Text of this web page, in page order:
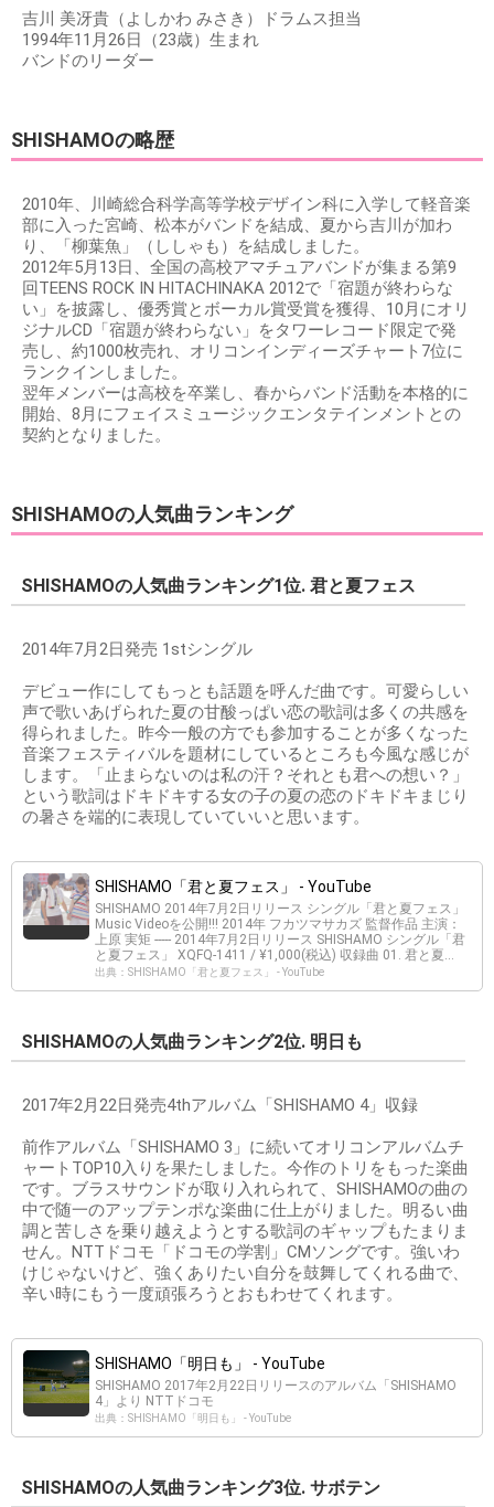
吉川 美冴貴（よしかわ みさき）ドラムス担当
1994年11月26日（23歳）生まれ
バンドのリーダー
SHISHAMOの略歴
2010年、川崎総合科学高等学校デザイン科に入学して軽音楽
部に入った宮崎、松本がバンドを結成、夏から吉川が加わ
り、「柳葉魚」（ししゃも）を結成しました。
2012年5月13日、全国の高校アマチュアバンドが集まる第9
回TEENS ROCK IN HITACHINAKA 2012で「宿題が終わらな
い」を披露し、優秀賞とボーカル賞受賞を獲得、10月にオリ
ジナルCD「宿題が終わらない」をタワーレコード限定で発
売し、約1000枚売れ、オリコンインディーズチャート7位に
ランクインしました。
翌年メンバーは高校を卒業し、春からバンド活動を本格的に
開始、8月にフェイスミュージックエンタテインメントとの
契約となりました。
SHISHAMOの人気曲ランキング
SHISHAMOの人気曲ランキング1位. 君と夏フェス
2014年7月2日発売 1stシングル
デビュー作にしてもっとも話題を呼んだ曲です。可愛らしい
声で歌いあげられた夏の甘酸っぱい恋の歌詞は多くの共感を
得られました。昨今一般の方でも参加することが多くなった
音楽フェスティバルを題材にしているところも今風な感じが
します。「止まらないのは私の汗？それとも君への想い？」
という歌詞はドキドキする女の子の夏の恋のドキドキまじり
の暑さを端的に表現していていいと思います。
SHISHAMO「君と夏フェス」 - YouTube
SHISHAMO 2014年7月2日リリース シングル「君と夏フェス」
Music Videoを公開!!! 2014年 フカツマサカズ 監督作品 主演：
上原 実矩 ----- 2014年7月2日リリース SHISHAMO シングル「君
と夏フェス」 XQFQ-1411 / ¥1,000(税込) 収録曲 01. 君と夏...
出典：SHISHAMO「君と夏フェス」 - YouTube
SHISHAMOの人気曲ランキング2位. 明日も
2017年2月22日発売4thアルバム「SHISHAMO 4」収録
前作アルバム「SHISHAMO 3」に続いてオリコンアルバムチ
ャートTOP10入りを果たしました。今作のトリをもった楽曲
です。ブラスサウンドが取り入れられて、SHISHAMOの曲の
中で随一のアップテンポな楽曲に仕上がりました。明るい曲
調と苦しさを乗り越えようとする歌詞のギャップもたまりま
せん。NTTドコモ「ドコモの学割」CMソングです。強いわ
けじゃないけど、強くありたい自分を鼓舞してくれる曲で、
辛い時にもう一度頑張ろうとおもわせてくれます。
SHISHAMO「明日も」 - YouTube
SHISHAMO 2017年2月22日リリースのアルバム「SHISHAMO
4」より NTTドコモ
出典：SHISHAMO「明日も」 - YouTube
SHISHAMOの人気曲ランキング3位. サボテン